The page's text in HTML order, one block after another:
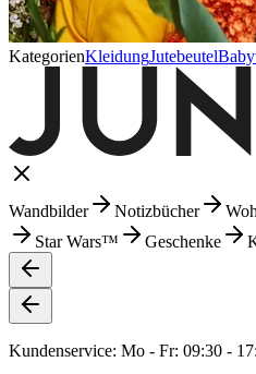
KategorienKleidungJutebeutel
Wandbilder Notizbücher
Star Wars™
Geschenke
Kundenservice: Mo - Fr: 09:30 -